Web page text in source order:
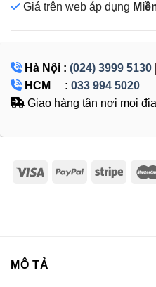
Giá trên web áp dụng
Hà Nội : (024) 3999 5130
HCM : 033 994 5020
Giao hàng tận nơi mọi
MÔ TẢ